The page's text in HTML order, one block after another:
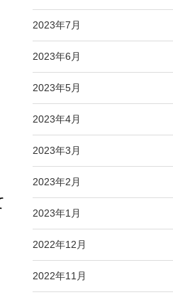
2023年7月
2023年6月
2023年5月
2023年4月
2023年3月
2023年2月
2023年1月
2022年12月
2022年11月